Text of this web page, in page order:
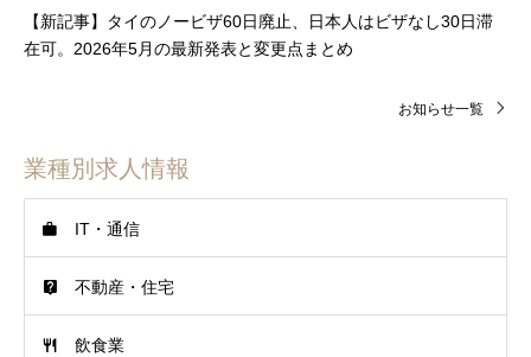
【新記事】タイのノービザ60日廃止、日本人はビザなし30日滞
在可。2026年5月の最新発表と変更点まとめ
お知らせ一覧
業種別求人情報
IT・通信
不動産・住宅
飲食業